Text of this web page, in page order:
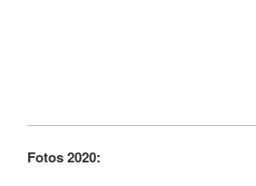
Fotos 2020: